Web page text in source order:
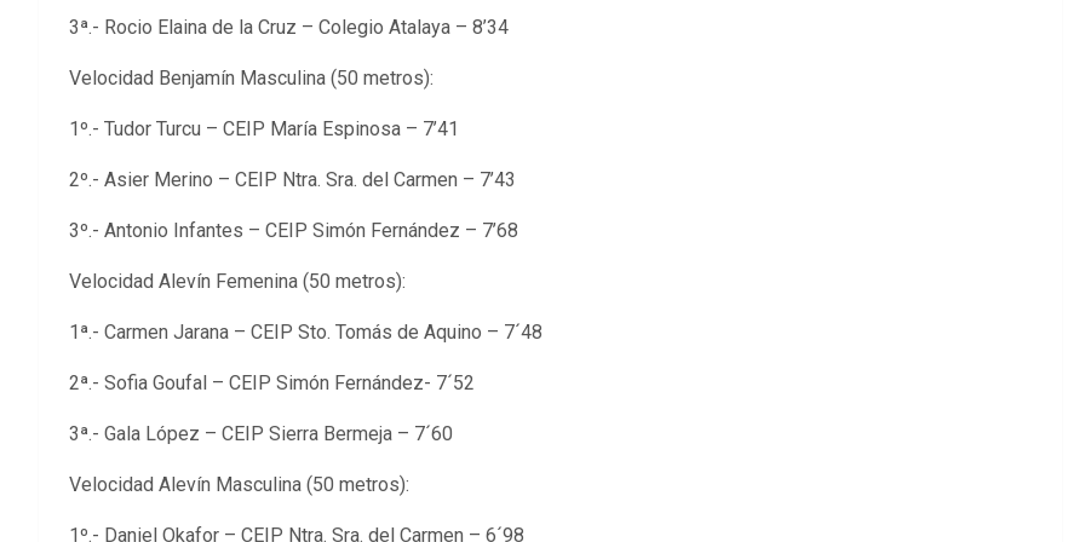
3ª.- Rocio Elaina de la Cruz – Colegio Atalaya – 8’34
Velocidad Benjamín Masculina (50 metros):
1º.- Tudor Turcu – CEIP María Espinosa – 7’41
2º.- Asier Merino – CEIP Ntra. Sra. del Carmen – 7’43
3º.- Antonio Infantes – CEIP Simón Fernández – 7’68
Velocidad Alevín Femenina (50 metros):
1ª.- Carmen Jarana – CEIP Sto. Tomás de Aquino – 7´48
2ª.- Sofia Goufal – CEIP Simón Fernández- 7´52
3ª.- Gala López – CEIP Sierra Bermeja – 7´60
Velocidad Alevín Masculina (50 metros):
1º.- Daniel Okafor – CEIP Ntra. Sra. del Carmen – 6´98